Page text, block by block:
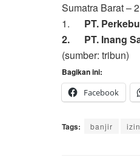
Sumatra Barat –
1.
PT.
2. PT. Inang
(sumber: tribun)
Bagikan ini:
Facebook
Tags: banjir